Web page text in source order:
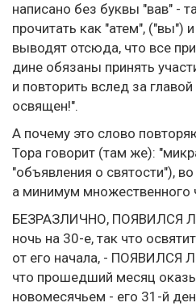
написано без буквы "вав" -
прочитать как "атем", ("вы")
выводят отсюда, что все
дине обязаны принять
и повторить вслед за
освящен!".
А почему это слово
Тора говорит (там же):
"объявления о святости"),
а минимум множественного
БЕЗРАЗЛИЧНО, ПОЯВИЛСЯ
ночь на 30-е, так что
от его начала, - ПОЯВИЛСЯ
что прошедший месяц
новомесячьем - его 31-й